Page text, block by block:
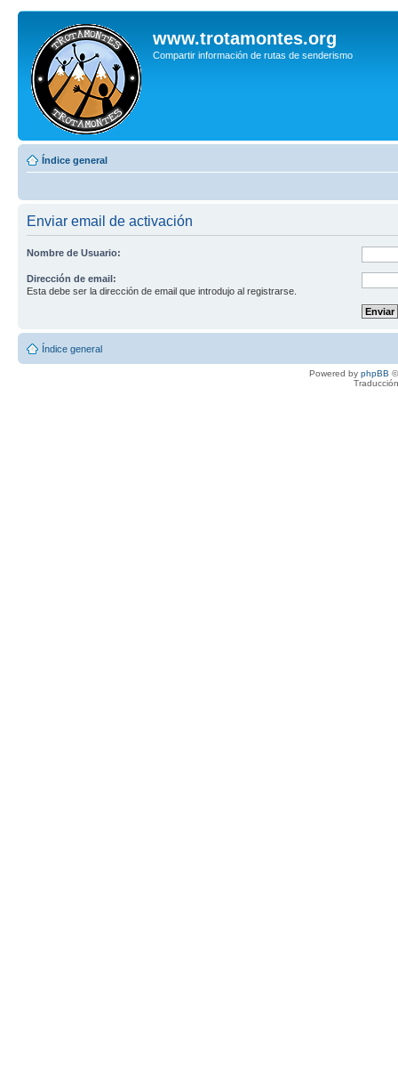
www.trotamontes.org
Compartir información de rutas de senderismo
Índice general
Enviar email de activación
Nombre de Usuario:
Dirección de email:
Esta debe ser la dirección de email que introdujo al registrarse.
Índice general
Powered by phpBB